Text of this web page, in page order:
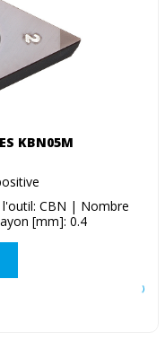
KBN05M
CBN | Nombre
[mm]: 0.4